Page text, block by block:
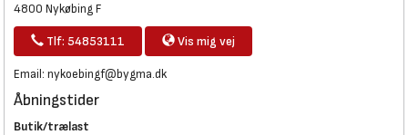
4800 Nykøbing F
Tlf: 54853111 Vis mig vej
Email: nykoebingf@bygma.dk
Åbningstider
Butik/trælast